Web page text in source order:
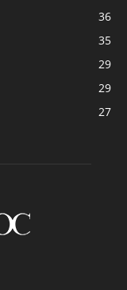
36
35
29
29
27